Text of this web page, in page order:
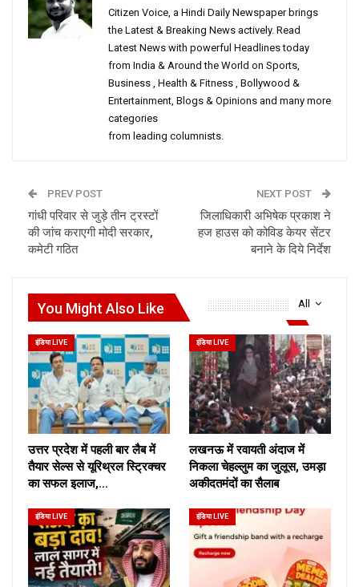
Citizen Voice, a Hindi Daily Newspaper brings
the Latest & Breaking News actively. Read
Latest News with powerful Headlines today
from India & Around the World on Sports,
Business , Health & Fitness , Bollywood &
Entertainment, Blogs & Opinions and many more
categories
from leading columnists.
PREV POST
गांधी परिवार से जुड़े तीन ट्रस्टों
की जांच कराएगी मोदी सरकार,
कमेटी गठित
NEXT POST
जिलाधिकारी अभिषेक प्रकाश ने
हज हाउस को कोविड केयर सेंटर
बनाने के दिये निर्देश
All
You Might Also Like
इंडिया LIVE
उत्तर प्रदेश में पहली बार लैब में
तैयार सेल्स से यूरिथ्रल स्ट्रिक्चर
का सफल इलाज,…
इंडिया LIVE
लखनऊ में रवायती अंदाज में
निकला चेहल्लुम का जुलूस, उमड़ा
अकीदतमंदों का सैलाब
इंडिया LIVE इंडिया LIVE